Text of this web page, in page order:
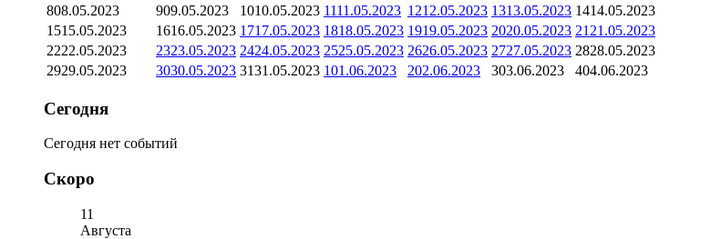
808.05.2023 909.05.2023 1010.05.2023 1111.05.2023 1212.05.2023 1313.05.2023 1414.05.2023
1515.05.2023 1616.05.2023 1717.05.2023 1818.05.2023 1919.05.2023 2020.05.2023 21 21.05.2023
2222.05.2023 2323.05.2023 2424.05.2023 2525.05.2023 2626.05.2023 2727.05.2023 2828.05.2023
2929.05.2023 3030.05.2023 3131.05.2023 101.06.2023 202.06.2023 303.06.2023 404.06.2023
Сегодня
Сегодня нет событий
Скоро
11
Августа